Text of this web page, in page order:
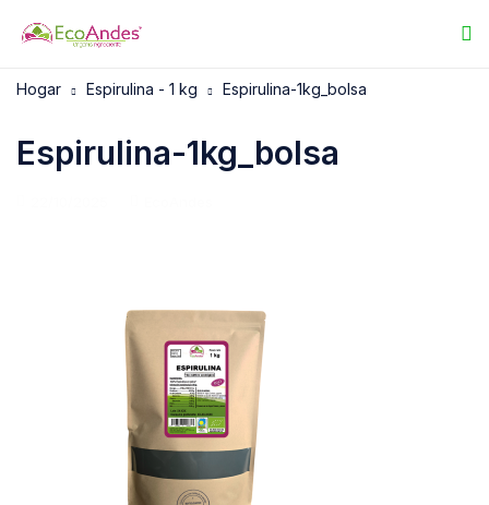
Hogar Espirulina - 1 kg Espirulina-1kg_bolsa
Espirulina-1kg_bolsa